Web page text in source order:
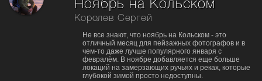
Ноябрь на Кольском
Королев Сергей
Не все знают, что ноябрь на Кольском - это
отличный месяц для пейзажных фотографов и в
чем-то даже лучше популярного января с
февралём. В ноябре добавляется еще больше
локаций на замерзающих ручьях и реках, которые
глубокой зимой просто недоступны.